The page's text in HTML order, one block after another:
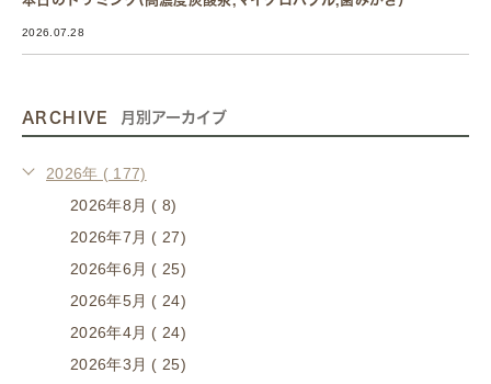
2026.07.28
ARCHIVE 月別アーカイブ
2026年 ( 177)
2026年8月 ( 8)
2026年7月 ( 27)
2026年6月 ( 25)
2026年5月 ( 24)
2026年4月 ( 24)
2026年3月 ( 25)